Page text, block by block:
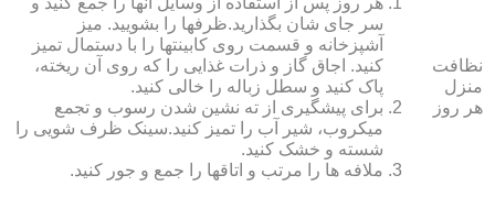
نظافت
منزل
هر روز
سر جای شان بگذارید.ظرف‏ها را بشویید. میز
آشپزخانه و قسمت روی کابینت‏ها را با دستمال تمیز
کنید. اجاق گاز و ذرات غذایی را که روی آن ریخته،
پاک کنید و سطل زباله را خالی کنید.
برای پیشگیری از ته نشین شدن رسوب و تجمع
میکروب، شیر آب را تمیز کنید.سینک ظرف شویی را
شسته و خشک کنید.
ملافه‏ ها را مرتب و اتاق‏ها را جمع و جور کنید.